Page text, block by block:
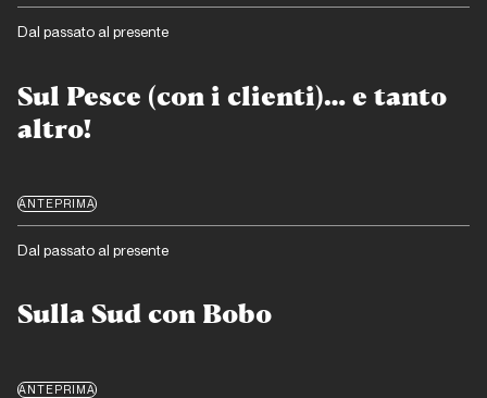
Sul Pesce (con i clienti)… e tanto
altro!
Dal passato al presente
ANTEPRIMA
Sulla Sud con Bobo
Dal passato al presente
ANTEPRIMA